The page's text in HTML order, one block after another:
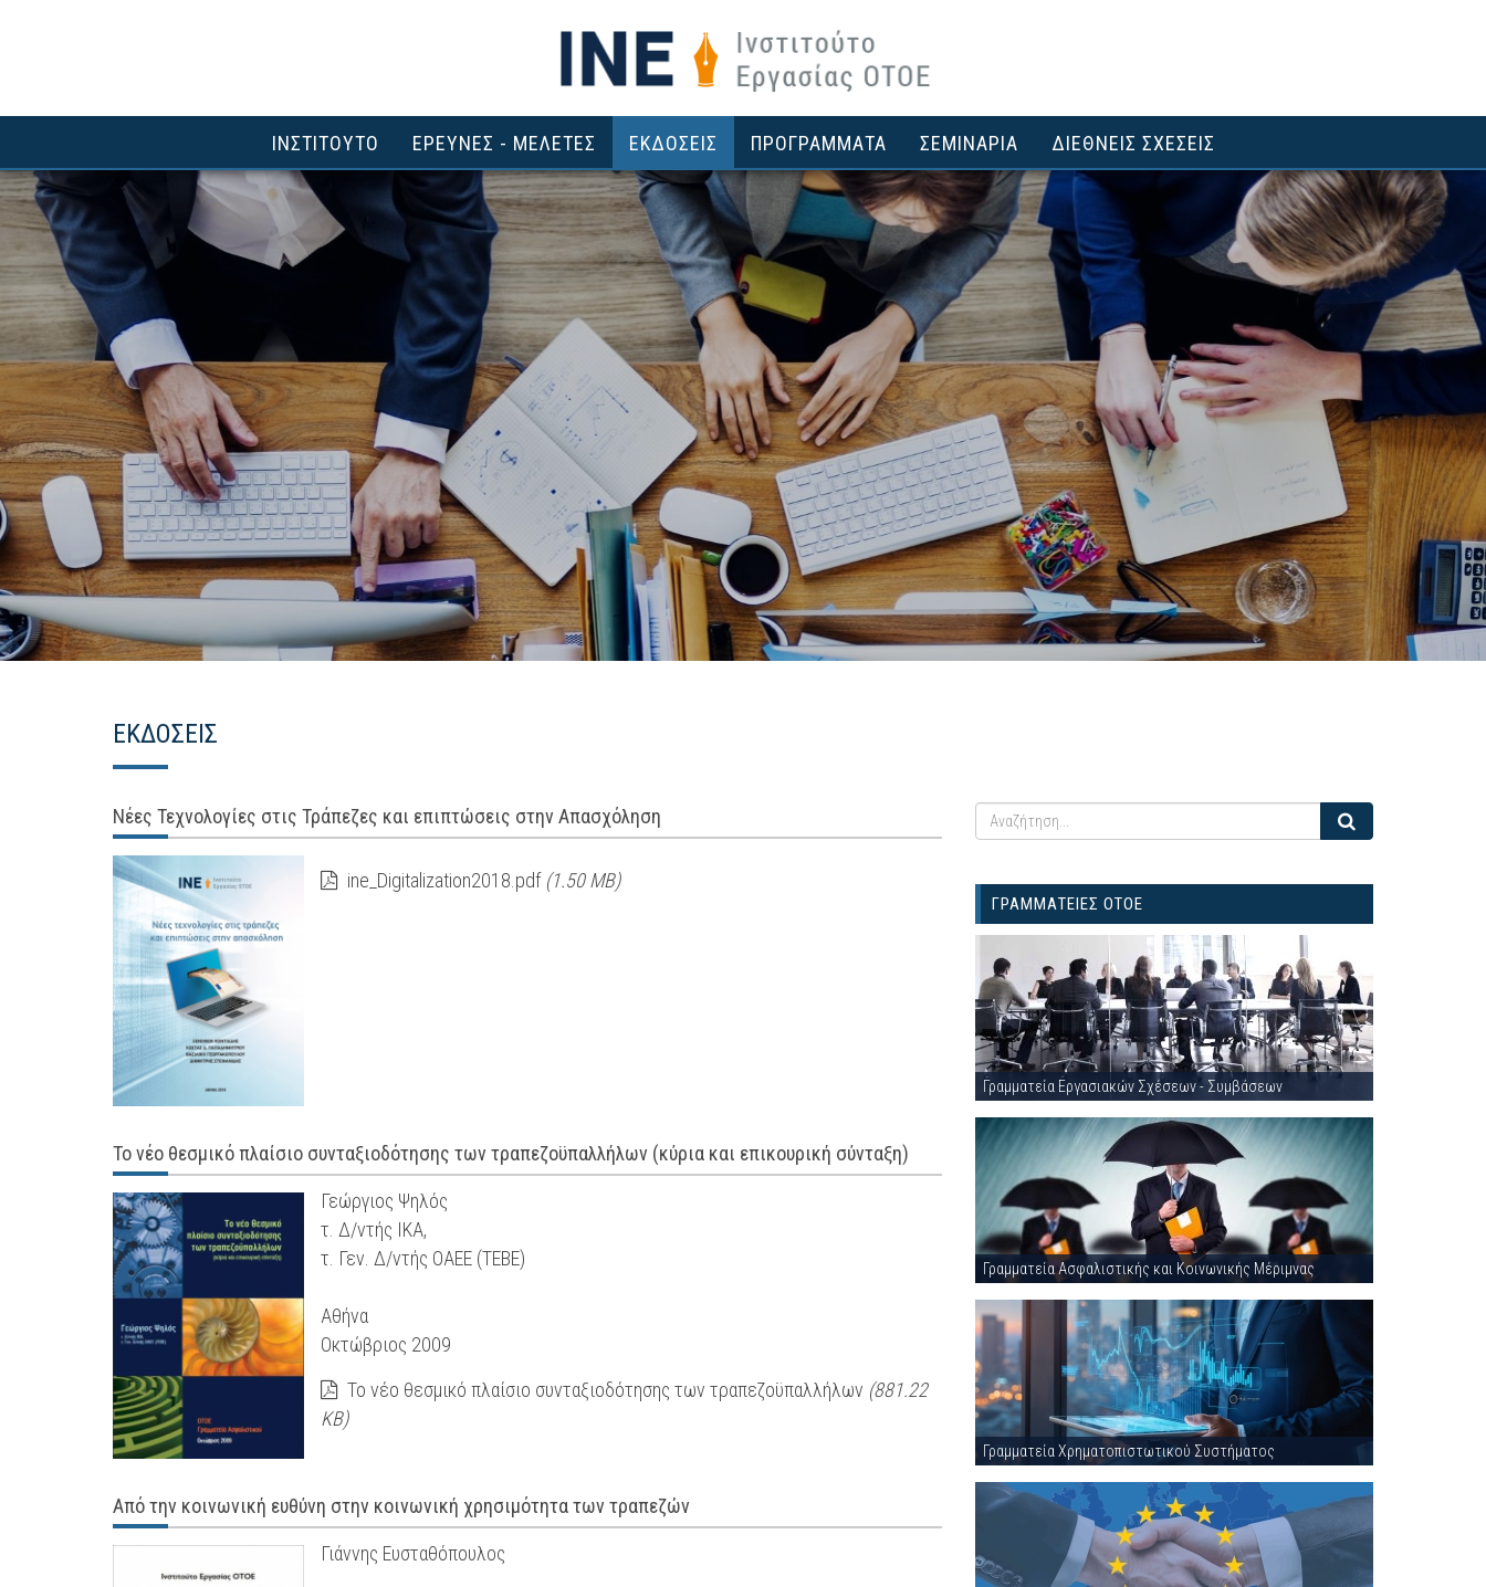
ΙΝΣΤΙΤΟΥΤΟ ΕΡΕΥΝΕΣ - ΜΕΛΕΤΕΣ ΕΚΔΟΣΕΙΣ ΠΡΟΓΡΑΜΜΑΤΑ ΣΕΜΙΝΑΡΙΑ ΔΙΕΘΝΕΙΣ ΣΧΕΣΕΙΣ
ΕΚΔΟΣΕΙΣ
Νέες Τεχνολογίες στις Τράπεζες και επιπτώσεις στην Απασχόληση
ine_Digitalization2018.pdf (1.50 MB)
Το νέο θεσμικό πλαίσιο συνταξιοδότησης των τραπεζοϋπαλλήλων (κύρια και επικουρική σύνταξη)
Γεώργιος Ψηλός
τ. Δ/ντής ΙΚΑ,
τ. Γεν. Δ/ντής ΟΑΕΕ (ΤΕΒΕ)
Αθήνα
Οκτώβριος 2009
Το νέο θεσμικό πλαίσιο συνταξιοδότησης των τραπεζοϋπαλλήλων (881.22
KB)
Από την κοινωνική ευθύνη στην κοινωνική χρησιμότητα των τραπεζών
Γιάννης Ευσταθόπουλος
ΓΡΑΜΜΑΤΕΙΕΣ ΟΤΟΕ
Γραμματεία Εργασιακών Σχέσεων - Συμβάσεων
Γραμματεία Ασφαλιστικής και Κοινωνικής Μέριμνας
Γραμματεία Χρηματοπιστωτικού Συστήματος